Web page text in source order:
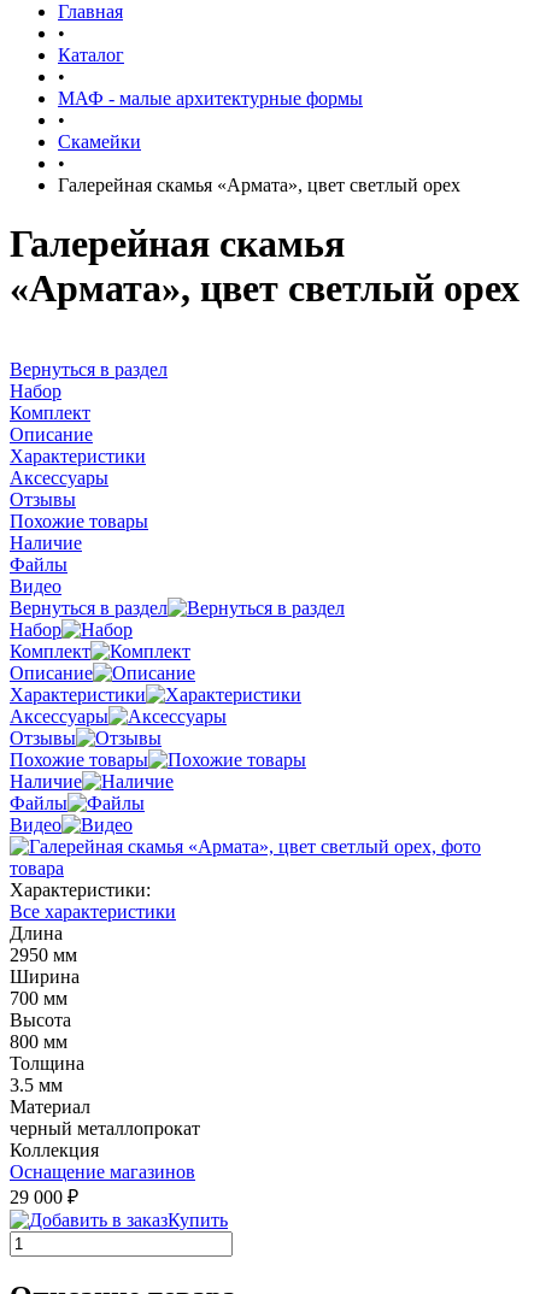
Главная
•
Каталог
•
МАФ - малые архитектурные формы
•
Скамейки
•
Галерейная скамья «Армата», цвет светлый орех
Галерейная скамья
«Армата», цвет светлый орех
Вернуться в раздел
Набор
Комплект
Описание
Характеристики
Аксессуары
Отзывы
Похожие товары
Наличие
Файлы
Видео
Вернуться в раздел
Набор
Комплект
Описание
Характеристики
Аксессуары
Отзывы
Похожие товары
Наличие
Файлы
Видео
Характеристики:
Все характеристики
Длина
2950 мм
Ширина
700 мм
Высота
800 мм
Толщина
3.5 мм
Материал
черный металлопрокат
Коллекция
Оснащение магазинов
29 000 ₽
Купить